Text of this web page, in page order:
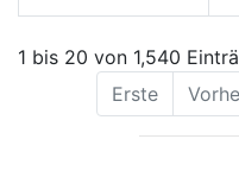
1 bis 20 von 1,540
Erste